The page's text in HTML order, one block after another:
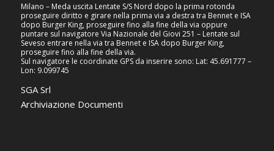
Milano – Meda uscita Lentate S/S Nord dopo la prima rotonda
proseguire diritto e girare nella prima via a destra tra Bennet e ISA
dopo Burger King, proseguire fino alla fine della via oppure
puntare sul navigatore Via Nazionale del Giovi 251 – Lentate sul
Seveso entrare nella via tra Bennet e ISA dopo Burger King,
proseguire fino alla fine della via.
Sul navigatore le coordinate GPS da inserire sono: Lat: 45.691777 –
Lon: 9.099745
SGA Srl
Archiviazione Documenti